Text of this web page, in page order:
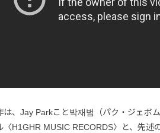
は、Jay Parkこと박재범（パク・ジェボ
〈H1GHR MUSIC RECORDS〉と、先述